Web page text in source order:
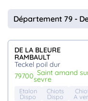
Département 79 -
DE LA BLEURE
RAMBAULT
Teckel poil dur
79700 saint amand sur
sevre
Etalon
Dispo
Chiots
Dispo A